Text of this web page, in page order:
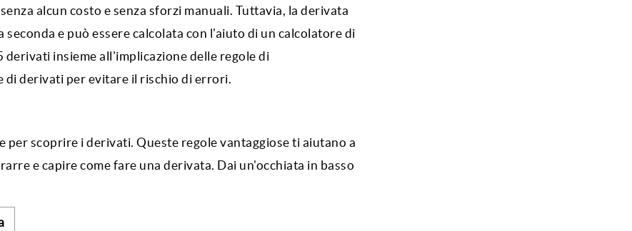
alcun costo e senza sforzi manuali. Tuttavia, la derivata
e può essere calcolata con l'aiuto di un calcolatore di
derivati insieme all'implicazione delle regole di
di derivati per evitare il rischio di errori.
per scoprire i derivati. Queste regole vantaggiose ti aiutano a
e capire come fare una derivata. Dai un'occhiata in basso